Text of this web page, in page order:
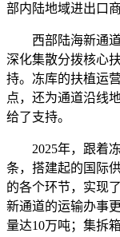
部内陆地域进出口
西部陆海新通道
深化集散分拨核心
持。冻库的扶植运
点，还为通道沿线
给了支持。
2025年，跟着冻
条，搭建起的国际
的各个环节，实现
新通道的运输办事
量达10万吨；集拆